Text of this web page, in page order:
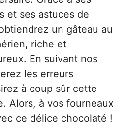
et ses astuces de
un gâteau au
riche et
En suivant nos
les erreurs
à coup sûr cette
Alors, à vos fourneaux
ce délice chocolaté !